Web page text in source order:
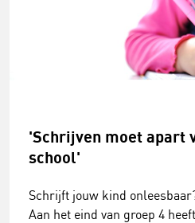
'Schrijven moet apart
school'
Schrijft jouw kind
Aan het eind van groep 4